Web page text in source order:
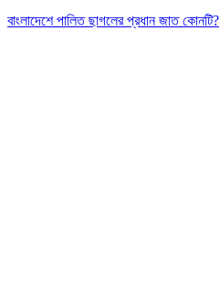
বাংলাদেশে পালিত ছাগলের প্রধান জাত কোনটি?